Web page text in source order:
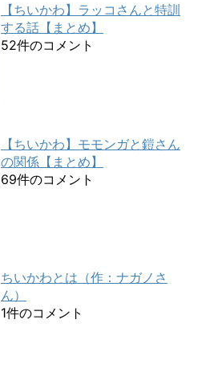
【ちいかわ】ラッコさんと特訓
する話【まとめ】
52件のコメント
【ちいかわ】モモンガと鎧さん
の関係【まとめ】
69件のコメント
ちいかわとは（作：ナガノさ
ん）
1件のコメント